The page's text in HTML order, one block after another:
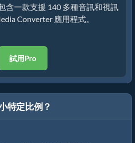
含一款支援 140 多種音訊和視訊
Converter 應用程式。
試用Pro
特定比例？